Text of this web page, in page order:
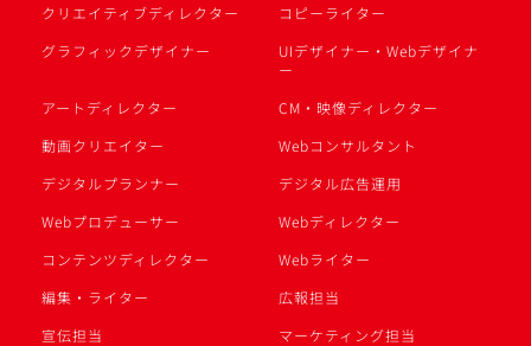
クリエイティブディレクター
コピーライター
グラフィックデザイナー
UIデザイナー・Webデザイナ
ー
アートディレクター
CM・映像ディレクター
動画クリエイター
Webコンサルタント
デジタルプランナー
デジタル広告運用
Webプロデューサー
Webディレクター
コンテンツディレクター
Webライター
編集・ライター
広報担当
宣伝担当
マーケティング担当